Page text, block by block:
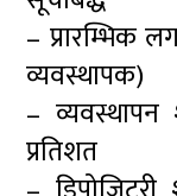
– प्रारम्भिक
व्यवस्थापक)
–
प्रतिशत